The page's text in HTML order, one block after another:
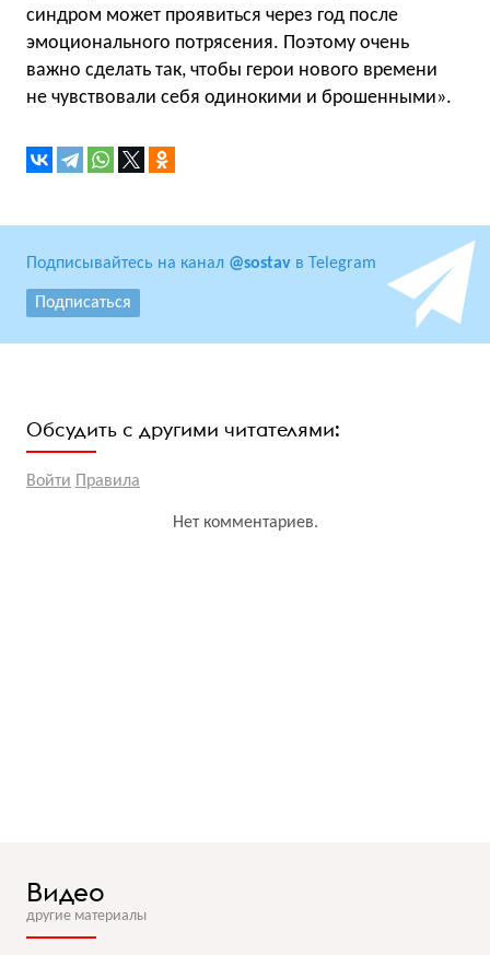
синдром может проявиться через год после
эмоционального потрясения. Поэтому очень
важно сделать так, чтобы герои нового времени
не чувствовали себя одинокими и брошенными».
Подписывайтесь на канал @sostav в Telegram
Подписаться
Обсудить с другими читателями:
Войти Правила
Нет комментариев.
Видео
другие материалы